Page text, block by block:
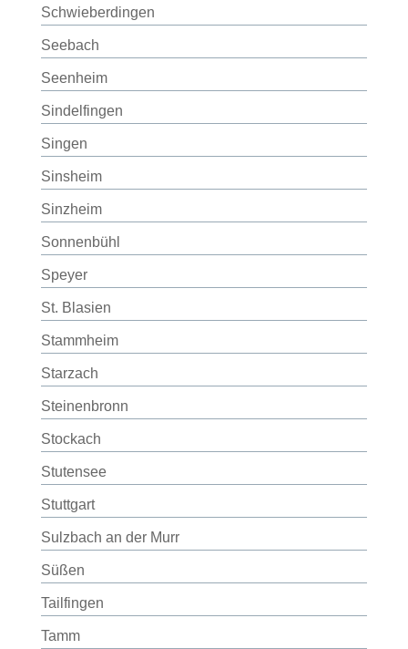
Schwieberdingen
Seebach
Seenheim
Sindelfingen
Singen
Sinsheim
Sinzheim
Sonnenbühl
Speyer
St. Blasien
Stammheim
Starzach
Steinenbronn
Stockach
Stutensee
Stuttgart
Sulzbach an der Murr
Süßen
Tailfingen
Tamm